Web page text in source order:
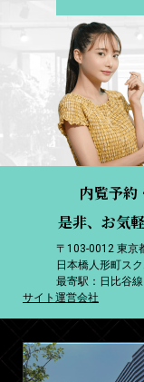
内覧予約
是非、お気
〒103-0012 東京
日本橋人形町ス
最寄駅：日比谷
サイト運営会社